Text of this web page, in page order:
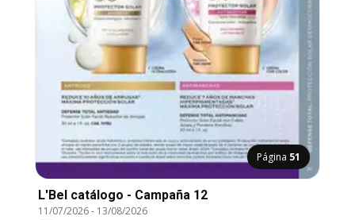
Página 51
L'Bel catálogo - Campaña 12
11/07/2026- 13/08/2026